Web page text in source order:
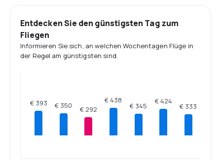
Entdecken Sie den günstigsten Tag zum
Fliegen
Informieren Sie sich, an welchen Wochentagen Flüge in
der Regel am günstigsten sind.
€ 393 € 350 € 292
€ 438
€ 345
€ 424
€ 333